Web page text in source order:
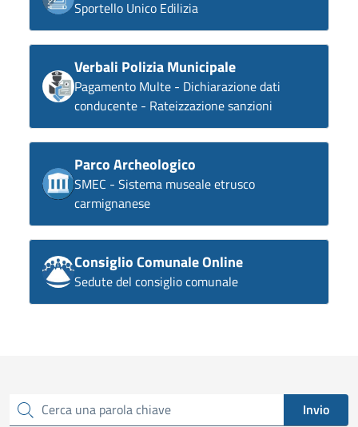
Sportello Unico Edilizia
Verbali Polizia Municipale
Pagamento Multe - Dichiarazione dati
conducente - Rateizzazione sanzioni
Parco Archeologico
SMEC - Sistema museale etrusco
carmignanese
Consiglio Comunale Online
Sedute del consiglio comunale
Cerca una parola chiave Invio